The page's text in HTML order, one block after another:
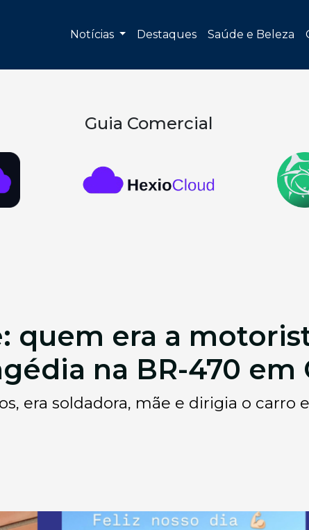
Notícias Destaques Saúde e Beleza
Guia Comercial
quem era a
na BR-470 em
era soldadora, mãe e dirigia o carro